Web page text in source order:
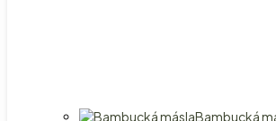
Bambucká